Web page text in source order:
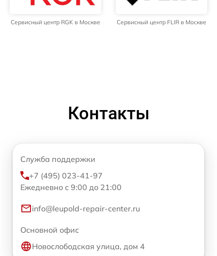
Сервисный центр RGK в Москве Сервисный центр FLIR в Москве
Контакты
Служба поддержки
+7 (495) 023-41-97
Ежедневно с 9:00 до 21:00
info@leupold-repair-center.ru
Основной офис
Новослободская улица, дом 4